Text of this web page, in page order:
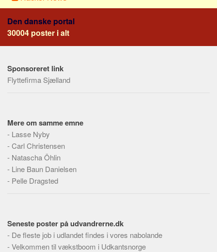
Meta
Dokumenttyper
Skribenter
Personer
Om
Webstedet
Forhistorien
Redigering
Hjælp
Den danske portal
30004 poster i alt
Sponsoreret link
Flyttefirma Sjælland
Mere om samme emne
- Lasse Nyby
-Carl Christensen
- Natascha Öhlin
- Line Baun Danielsen
- Pelle Dragsted
Seneste poster på udvandrerne.dk
- De fleste job i udlandet findes i vores nabolande
-Velkommen til vækstboom i Udkantsnorge